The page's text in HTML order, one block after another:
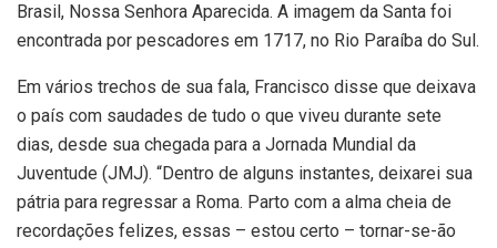
Brasil, Nossa Senhora Aparecida. A imagem da Santa foi
encontrada por pescadores em 1717, no Rio Paraíba do Sul.
Em vários trechos de sua fala, Francisco disse que deixava
o país com saudades de tudo o que viveu durante sete
dias, desde sua chegada para a Jornada Mundial da
Juventude (JMJ). “Dentro de alguns instantes, deixarei sua
pátria para regressar a Roma. Parto com a alma cheia de
recordações felizes, essas – estou certo – tornar-se-ão